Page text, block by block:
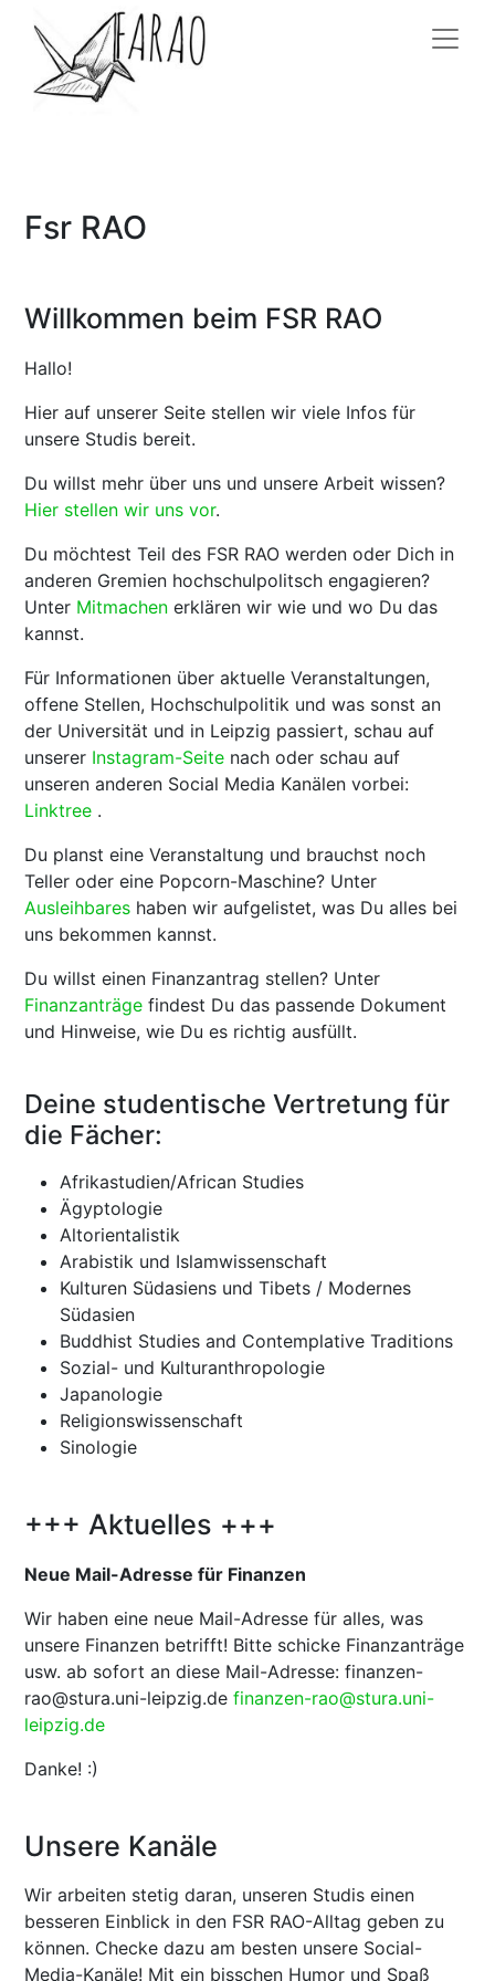
Fsr RAO
Willkommen beim FSR RAO
Hallo!
Hier auf unserer Seite stellen wir viele Infos für
unsere Studis bereit.
Du willst mehr über uns und unsere Arbeit wissen?
Hier stellen wir uns vor.
Du möchtest Teil des FSR RAO werden oder Dich in
anderen Gremien hochschulpolitsch engagieren?
Unter Mitmachen erklären wir wie und wo Du das
kannst.
Für Informationen über aktuelle Veranstaltungen,
offene Stellen, Hochschulpolitik und was sonst an
der Universität und in Leipzig passiert, schau auf
unserer Instagram-Seite nach oder schau auf
unseren anderen Social Media Kanälen vorbei:
Linktree .
Du planst eine Veranstaltung und brauchst noch
Teller oder eine Popcorn-Maschine? Unter
Ausleihbares haben wir aufgelistet, was Du alles bei
uns bekommen kannst.
Du willst einen Finanzantrag stellen? Unter
Finanzanträge findest Du das passende Dokument
und Hinweise, wie Du es richtig ausfüllt.
Deine studentische Vertretung für
die Fächer:
Afrikastudien/African Studies
Ägyptologie
Altorientalistik
Arabistik und Islamwissenschaft
Kulturen Südasiens und Tibets / Modernes
Südasien
Buddhist Studies and Contemplative Traditions
Sozial- und Kulturanthropologie
Japanologie
Religionswissenschaft
Sinologie
+++ Aktuelles +++
Neue Mail-Adresse für Finanzen
Wir haben eine neue Mail-Adresse für alles, was
unsere Finanzen betrifft! Bitte schicke Finanzanträge
usw. ab sofort an diese Mail-Adresse: finanzen-
rao@stura.uni-leipzig.definanzen-rao@stura.uni-
leipzig.de
Danke! :)
Unsere Kanäle
Wir arbeiten stetig daran, unseren Studis einen
besseren Einblick in den FSR RAO-Alltag geben zu
können. Checke dazu am besten unsere Social-
Media-Kanäle! Mit ein bisschen Humor und Spaß